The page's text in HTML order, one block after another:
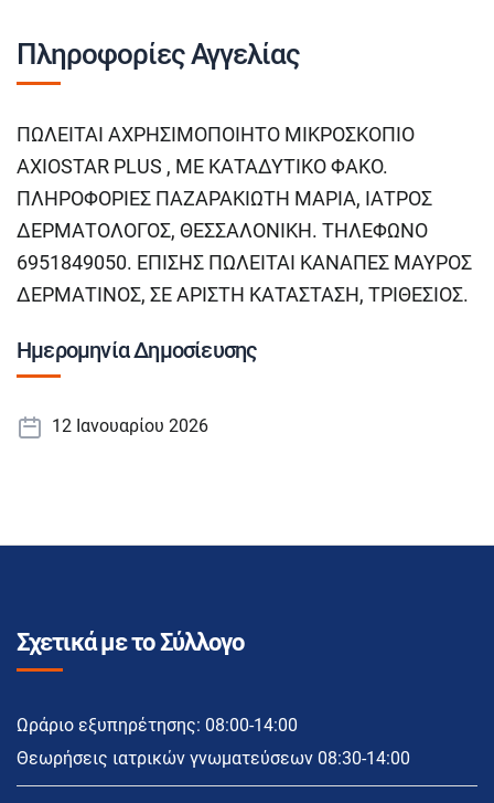
Πληροφορίες Αγγελίας
ΠΩΛΕΙΤΑΙ ΑΧΡΗΣΙΜΟΠΟΙΗΤΟ ΜΙΚΡΟΣΚΟΠΙΟ
AXIOSTAR PLUS , ΜΕ ΚΑΤΑΔΥΤΙΚΟ ΦΑΚΟ.
ΠΛΗΡΟΦΟΡΙΕΣ ΠΑΖΑΡΑΚΙΩΤΗ ΜΑΡΙΑ, ΙΑΤΡΟΣ
ΔΕΡΜΑΤΟΛΟΓΟΣ, ΘΕΣΣΑΛΟΝΙΚΗ. ΤΗΛΕΦΩΝΟ
6951849050. ΕΠΙΣΗΣ ΠΩΛΕΙΤΑΙ ΚΑΝΑΠΕΣ ΜΑΥΡΟΣ
ΔΕΡΜΑΤΙΝΟΣ, ΣΕ ΑΡΙΣΤΗ ΚΑΤΑΣΤΑΣΗ, ΤΡΙΘΕΣΙΟΣ.
Ημερομηνία Δημοσίευσης
12 Ιανουαρίου 2026
Σχετικά με το Σύλλογο
Ωράριο εξυπηρέτησης: 08:00-14:00
Θεωρήσεις ιατρικών γνωματεύσεων 08:30-14:00